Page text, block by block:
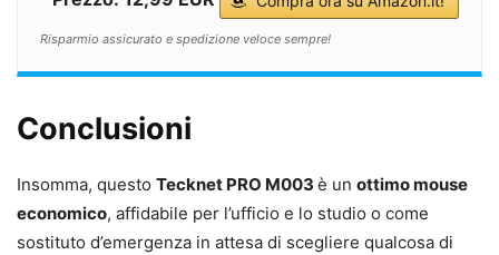
Risparmio assicurato e spedizione veloce sempre!
Conclusioni
Insomma, questo Tecknet PRO M003 è un ottimo mouse
economico, affidabile per l’ufficio e lo studio o come
sostituto d’emergenza in attesa di scegliere qualcosa di